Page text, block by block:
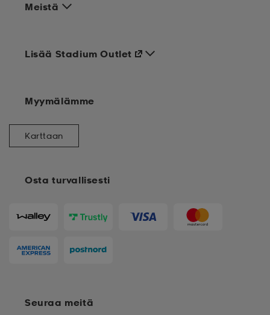
Meistä
Osta turvallisesti
Lisää Stadium Outlet
Myymälämme
Karttaan
Seuraa meitä